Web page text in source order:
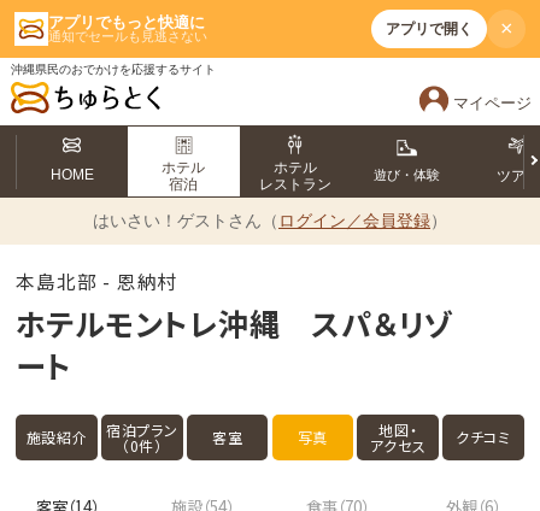
アプリでもっと快適に
通知でセールも見逃さない アプリで開く ×
沖縄県民のおでかけを応援するサイト
マイページ
HOME
ホテル
宿泊
ホテル
レストラン
遊び・体験 ツアー
はいさい！ ゲストさん（ ログイン／会員登録）
本島北部 - 恩納村
ホテルモントレ沖縄 スパ＆リゾ
ート
施設紹介 宿泊プラン
（0件） 客室 写真 地図・
アクセス クチコミ
客室（14） 施設（54） 食事（70） 外観（6）